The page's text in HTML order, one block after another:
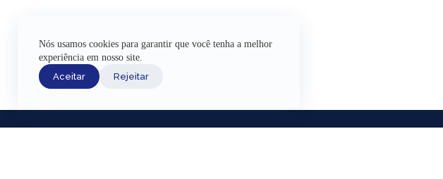
Nós usamos cookies para garantir que você tenha a melhor
experiência em nosso site.
Aceitar
Rejeitar